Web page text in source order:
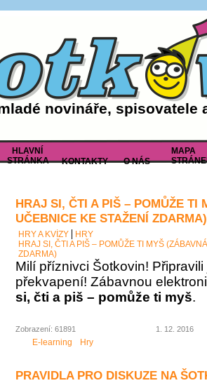
novináře, spisovatele
HLAVNÍ
STRÁNKA
KONTAKTY O NÁS
MAPA
HRAJ SI, ČTI A PIŠ – POMŮŽE TI
UČEBNICE KE STAŽENÍ ZDARMA)
HRY A KVÍZY
HRY
HRAJ SI, ČTI A PIŠ – POMŮŽE TI MYŠ
ZDARMA)
Milí příznivci Šotkovin!
překvapení! Zábavnou
si, čti a piš – pomůže ti myš.
Zobrazení: 61891 1. 12. 2016
E-learning Hry
PRAVIDLA PRO DISKUZE NA